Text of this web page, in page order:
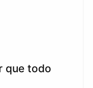
que todo